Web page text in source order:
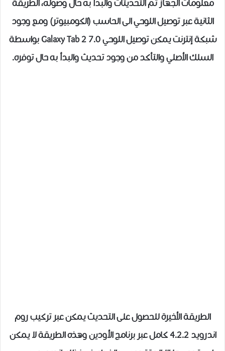
معلومات الجهاز ثم التحديثات والبدأ به حال وصوله، الطريقة
الثانية عبر توصيل اللوحي الى الحاسب (الكومبيوتر) ومع وجود
شبكة إنترنت يمكن توصيل اللوحي Galaxy Tab 2 7.0 بواسطة
السلك الأصلي والتأكد من وجود تحديث والبدأ به حال توفره.
الطريقة الأخيرة للحصول على التحديث يمكن عبر تركيب روم
اندرويد 4.2.2 كامل عبر برنامج الأودين وهذه الطريقة لا يمكن